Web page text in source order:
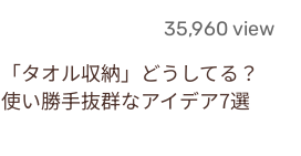
35,960 view
「タオル収納」どうしてる？
使い勝手抜群なアイデア7選